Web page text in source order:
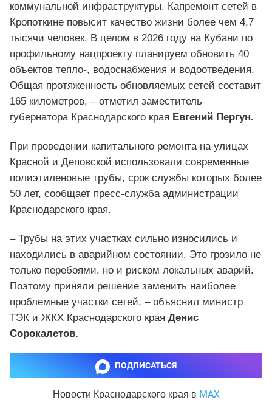
коммунальной инфраструктуры. Капремонт сетей в
Кропоткине повысит качество жизни более чем 4,7
тысячи человек. В целом в 2026 году на Кубани по
профильному нацпроекту планируем обновить 40
объектов тепло-, водоснабжения и водоотведения.
Общая протяженность обновляемых сетей составит
165 километров, – отметил заместитель
губернатора Краснодарского края Евгений Пергун.
При проведении капитального ремонта на улицах
Красной и Деповской использовали современные
полиэтиленовые трубы, срок службы которых более
50 лет, сообщает пресс-служба администрации
Краснодарского края.
– Трубы на этих участках сильно износились и
находились в аварийном состоянии. Это грозило не
только перебоями, но и риском локальных аварий.
Поэтому приняли решение заменить наиболее
проблемные участки сетей, – объяснил министр
ТЭК и ЖКХ Краснодарского края Денис
Сорокалетов.
ПОДПИСАТЬСЯ
Новости Краснодарского края в MAX